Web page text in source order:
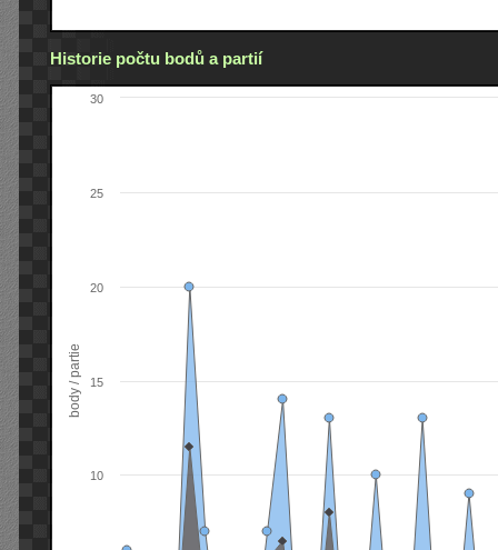
Historie počtu bodů a partií
body / partie
10
20
15
25
30